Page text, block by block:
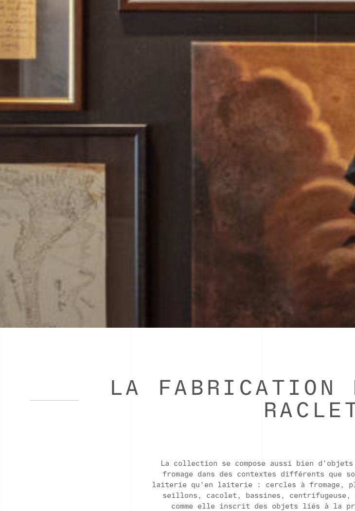
LA FABRICATION
La collection se compose aussi bien
fromage dans des contextes différents que
laiterie qu’en laiterie : cercles à fromage,
seillons, cacolet, bassines, centrifugeuse,
comme elle inscrit des objets liés à la